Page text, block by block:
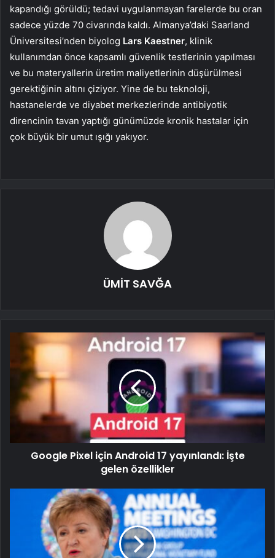
kapandığı görüldü; tedavi uygulanmayan farelerde bu oran
sadece yüzde 70 civarında kaldı. Almanya’daki Saarland
Üniversitesi’nden biyolog Lars Kaestner, klinik
kullanımdan önce kapsamlı güvenlik testlerinin yapılması
ve bu materyallerin üretim maliyetlerinin düşürülmesi
gerektiğinin altını çiziyor. Yine de bu teknoloji,
hastanelerde ve diyabet merkezlerinde antibiyotik
direncinin tavan yaptığı günümüzde kronik hastalar için
çok büyük bir umut ışığı yakıyor.
ÜMİT SAVĞA
Google Pixel için Android 17 yayınlandı: İşte
gelen özellikler